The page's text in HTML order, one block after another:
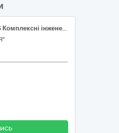
З_26П-054_71340000-3 Комплексні інженерні послуги (Виготовлення 30 технічних документацій із землеустрою щодо встановлення меж частин земельних ділянок, на які поширюються права суборенди, сервітуту під об’єкти, що перебувають в експлуатації)